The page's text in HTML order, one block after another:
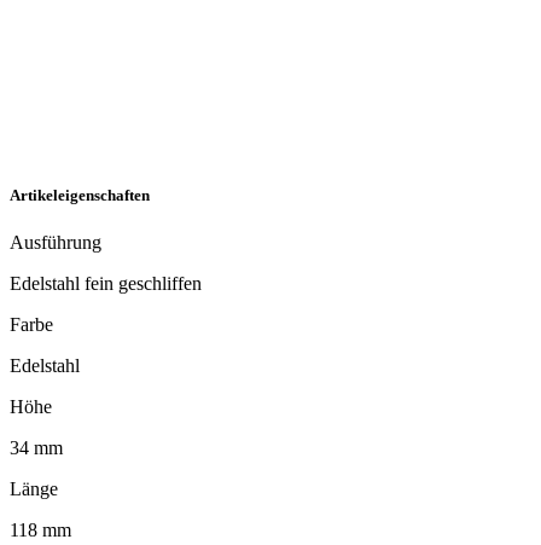
Artikeleigenschaften
Ausführung
Edelstahl fein geschliffen
Farbe
Edelstahl
Höhe
34 mm
Länge
118 mm